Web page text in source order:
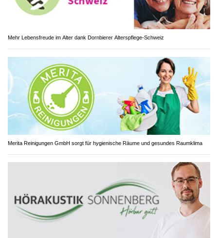
Mehr Lebensfreude im Alter dank Dornbierer Alterspflege-Schweiz
Merita Reinigungen GmbH sorgt für hygienische Räume und gesundes Raumklima